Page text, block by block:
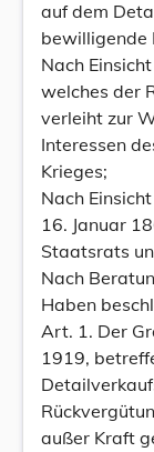
auf dem
bewilligende
Nach
welches der
verleiht zur
Interessen
Krieges;
Nach
16. Januar
Staatsrats
Nach
Haben
Art. 1. Der
1919,
außer Kraft